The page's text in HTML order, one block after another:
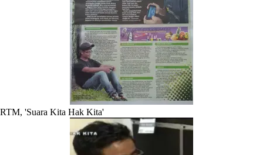
RTM, 'Suara Kita Hak Kita'